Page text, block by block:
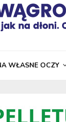
WŁASNE OCZY